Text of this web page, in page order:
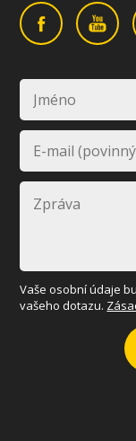
Vaše osobní údaje
vašeho dotazu.